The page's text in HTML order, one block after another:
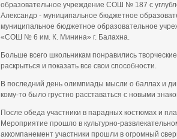
образовательное учреждение СОШ № 187 с
Александр - муниципальное бюджетное
муниципальное бюджетное образовательное
«СОШ № 6 им. К. Минина» г. Балахна.
Больше всего школьникам понравились
раскрыться и показать все свои способности.
В последний день олимпиады мысли о баллах и
кому-то было грустно расставаться с новыми
После обеда участники в парадных костюмах и
Мероприятие прошло в культурно-
аккомпанемент участники прошли в огромный